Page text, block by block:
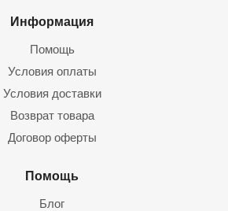
Информация
Помощь
Условия оплаты
Условия доставки
Возврат товара
Договор оферты
Помощь
Блог